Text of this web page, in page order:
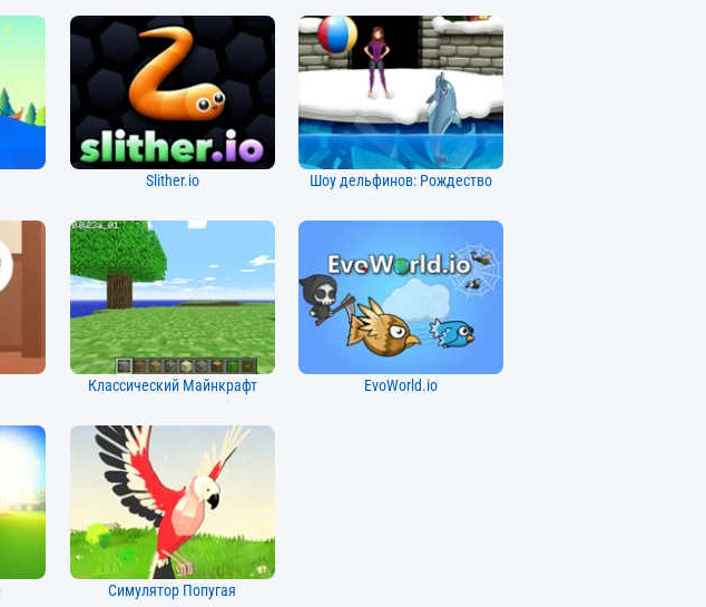
Slither.io Шоу дельфинов: Рождество
Классический Майнкрафт EvoWorld.io
Симулятор Попугая